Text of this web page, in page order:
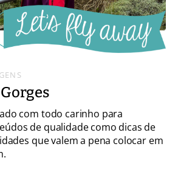
com todo carinho para
de qualidade como dicas de
que valem a pena colocar em